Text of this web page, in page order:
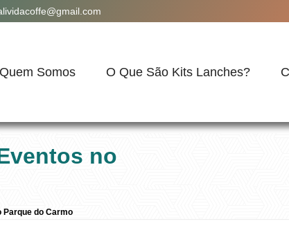
Quem Somos O Que São Kits Lanches?
no
Parque do Carmo